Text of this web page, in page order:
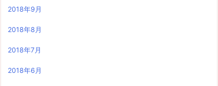
2018年9月
2018年8月
2018年7月
2018年6月